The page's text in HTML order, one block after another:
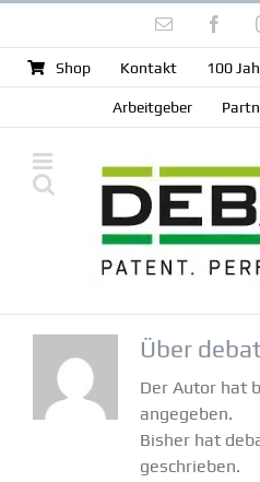
springen
E-
Shop Kontakt 100
Arbeit­geber
Über
Der Autor hat
angegeben.
Bisher hat
geschrieben.